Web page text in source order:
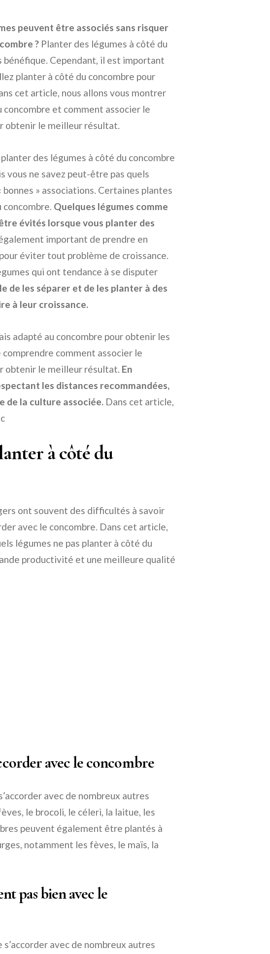
peuvent être associés sans risquer
? Planter des légumes à côté du
Cependant, il est important
planter à côté du concombre pour
cet article, nous allons vous montrer
concombre et comment associer le
obtenir le meilleur résultat.
des légumes à côté du concombre
vous ne savez peut-être pas quels
» associations. Certaines plantes
Quelques légumes comme
évités lorsque vous planter des
important de prendre en
éviter tout problème de croissance.
qui ont tendance à se disputer
de les séparer et de les planter à des
à leur croissance.
adapté au concombre pour obtenir les
comment associer le
obtenir le meilleur résultat. En
les distances recommandées,
de la culture associée. Dans cet article,
à côté du
ont souvent des difficultés à savoir
avec le concombre. Dans cet article,
légumes ne pas planter à côté du
productivité et une meilleure qualité
avec le concombre
avec de nombreux autres
le brocoli, le céleri, la laitue, les
peuvent également être plantés à
notamment les fèves, le maïs, la
pas bien avec le
avec de nombreux autres